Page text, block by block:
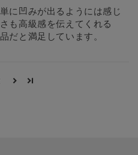
に凹みが出るようには感じ
も高級感を伝えてくれる
だと満足しています。